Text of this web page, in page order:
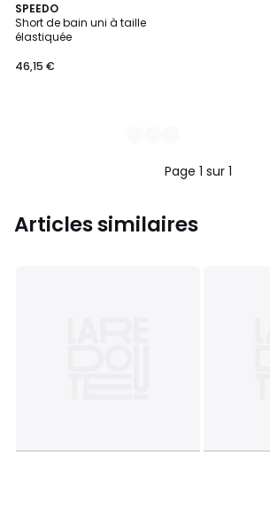
SPEEDO
Short de bain uni à taille
élastiquée
46,15 €
5
Couleurs
Page 1 sur 1
Articles similaires